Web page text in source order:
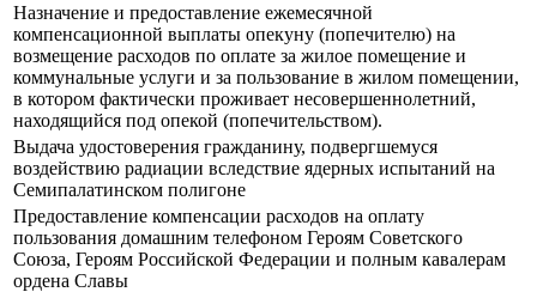
Назначение и предоставление ежемесячной
компенсационной выплаты опекуну (попечителю) на
возмещение расходов по оплате за жилое помещение и
коммунальные услуги и за пользование в жилом помещении,
в котором фактически проживает несовершеннолетний,
находящийся под опекой (попечительством).
Выдача удостоверения гражданину, подвергшемуся
воздействию радиации вследствие ядерных испытаний на
Семипалатинском полигоне
Предоставление компенсации расходов на оплату
пользования домашним телефоном Героям Советского
Союза, Героям Российской Федерации и полным кавалерам
ордена Славы